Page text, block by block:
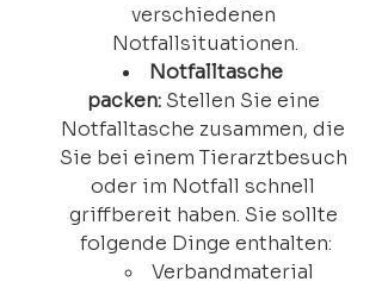
verschiedenen
Notfallsituationen.
Notfalltasche
packen: Stellen Sie eine
Notfalltasche zusammen, die
Sie bei einem Tierarztbesuch
oder im Notfall schnell
griffbereit haben. Sie sollte
folgende Dinge enthalten:
Verbandmaterial